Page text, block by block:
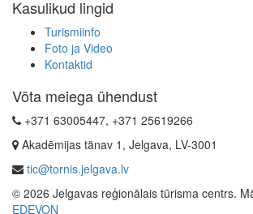
Kasulikud lingid
Turismiinfo
Foto ja Video
Kontaktid
Võta meiega ühendust
+371 63005447, +371 25619266
Akadēmijas tänav 1, Jelgava, LV-3001
tic@tornis.jelgava.lv
© 2026 Jelgavas reģionālais tūrisma centrs.
EDEVON